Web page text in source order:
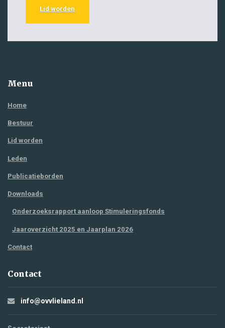
Lid worden
Menu
Home
Bestuur
Lid worden
Leden
Publicatieborden
Downloads
Onderzoeksrapport aanloop Stimuleringsfonds
Jaaroverzicht 2025 en Jaarplan 2026
Contact
Contact
info@ovvlieland.nl